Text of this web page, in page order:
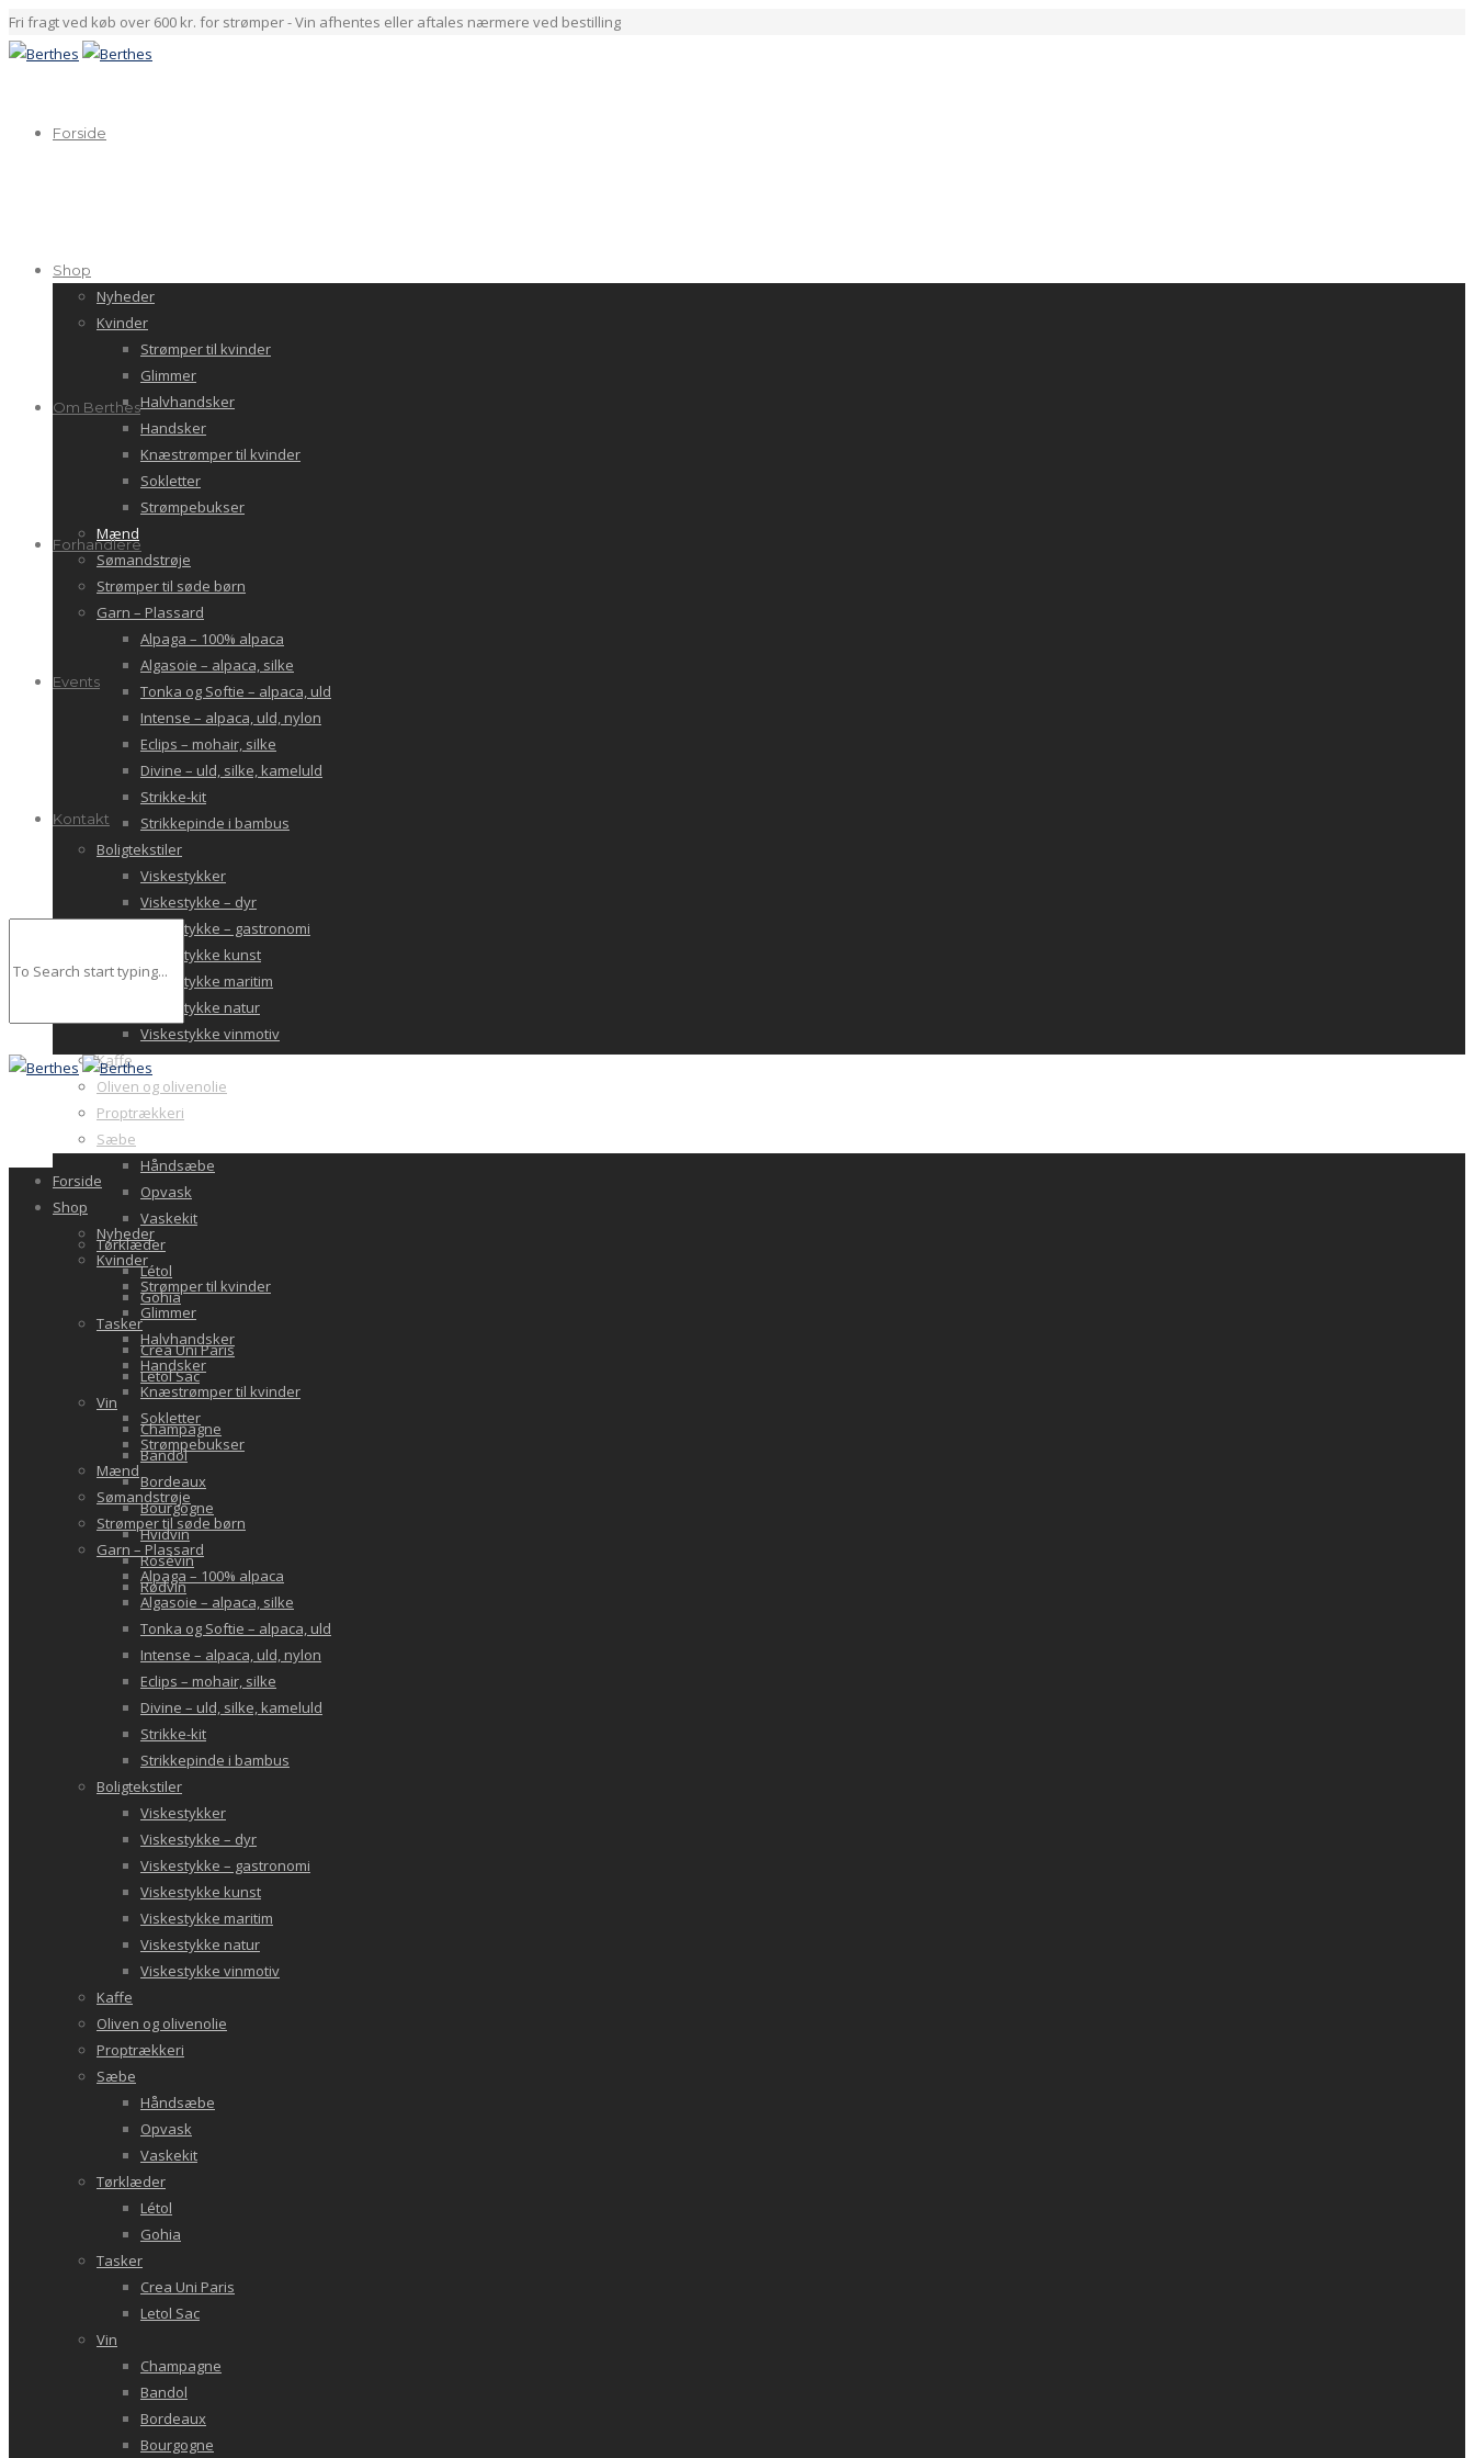
Fri fragt ved køb over 600 kr. for strømper - Vin afhentes eller aftales nærmere ved bestilling
Forside
Shop
Nyheder
Kvinder
Strømper til kvinder
Glimmer
Halvhandsker
Handsker
Knæstrømper til kvinder
Sokletter
Strømpebukser
Mænd
Sømandstrøje
Strømper til søde børn
Garn – Plassard
Alpaga – 100% alpaca
Algasoie – alpaca, silke
Tonka og Softie – alpaca, uld
Intense – alpaca, uld, nylon
Eclips – mohair, silke
Divine – uld, silke, kameluld
Strikke-kit
Strikkepinde i bambus
Boligtekstiler
Viskestykker
Viskestykke – dyr
Viskestykke – gastronomi
Viskestykke kunst
Viskestykke maritim
Viskestykke natur
Viskestykke vinmotiv
Kaffe
Oliven og olivenolie
Proptrækkeri
Sæbe
Håndsæbe
Opvask
Vaskekit
Tørklæder
Létol
Gohia
Tasker
Crea Uni Paris
Letol Sac
Vin
Champagne
Bandol
Bordeaux
Bourgogne
Hvidvin
Rosévin
Rødvin
Om Berthes
Forhandlere
Events
Kontakt
Forside
Shop
Nyheder
Kvinder
Strømper til kvinder
Glimmer
Halvhandsker
Handsker
Knæstrømper til kvinder
Sokletter
Strømpebukser
Mænd
Sømandstrøje
Strømper til søde børn
Garn – Plassard
Alpaga – 100% alpaca
Algasoie – alpaca, silke
Tonka og Softie – alpaca, uld
Intense – alpaca, uld, nylon
Eclips – mohair, silke
Divine – uld, silke, kameluld
Strikke-kit
Strikkepinde i bambus
Boligtekstiler
Viskestykker
Viskestykke – dyr
Viskestykke – gastronomi
Viskestykke kunst
Viskestykke maritim
Viskestykke natur
Viskestykke vinmotiv
Kaffe
Oliven og olivenolie
Proptrækkeri
Sæbe
Håndsæbe
Opvask
Vaskekit
Tørklæder
Létol
Gohia
Tasker
Crea Uni Paris
Letol Sac
Vin
Champagne
Bandol
Bordeaux
Bourgogne